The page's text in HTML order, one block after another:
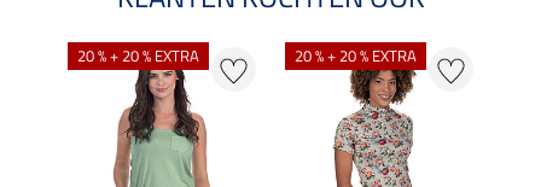
20 % + 20 % EXTRA 20 % + 20 % EXTRA